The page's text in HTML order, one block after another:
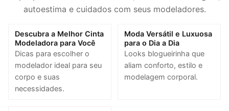
autoestima e cuidados com seus modeladores.
Descubra a Melhor Cinta
Modeladora para Você
Dicas para escolher o
modelador ideal para seu
corpo e suas
necessidades.
Moda Versátil e Luxuosa
para o Dia a Dia
Looks blogueirinha que
aliam conforto, estilo e
modelagem corporal.